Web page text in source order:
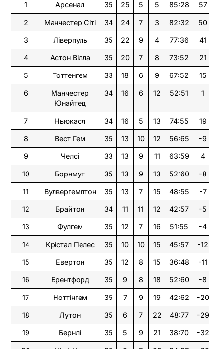
1 Арсенал 35 25 5 5 85:28 57
2 Манчестер Сіті 34 24 7 3 82:32 50
3 Ліверпуль 35 22 9 4 77:36 41
4 Астон Вілла 35 20 7 8 73:52 21
5 Тоттенгем 33 18 6 9 67:52 15
6
Манчестер
Юнайтед
34 16 6 12 52:51 1
7 Ньюкасл 34 16 5 13 74:55 19
8 Вест Гем 35 13 10 12 56:65 -9
9 Челсі 33 13 9 11 63:59 4
10 Борнмут 35 13 9 13 52:60 -8
11 Вулвергемптон 35 13 7 15 48:55 -7
12 Брайтон 34 11 11 12 42:57 -5
13 Фулгем 35 12 7 16 51:55 -4
14 Крістал Пелес 35 10 10 15 45:57 -12
15 Евертон 35 12 8 15 36:48 -11
16 Брентфорд 35 9 8 18 52:60 -8
17 Ноттінгем 35 7 9 19 42:62 -20
18 Лутон 35 6 7 22 48:77 -29
19 Бернлі 35 5 9 21 38:70 -32